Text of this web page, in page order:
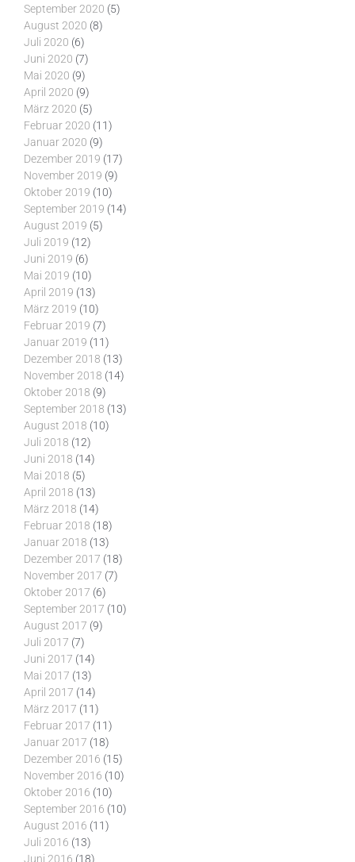
September 2020 (5)
August 2020 (8)
Juli 2020 (6)
Juni 2020 (7)
Mai 2020 (9)
April 2020 (9)
März 2020 (5)
Februar 2020 (11)
Januar 2020 (9)
Dezember 2019 (17)
November 2019 (9)
Oktober 2019 (10)
September 2019 (14)
August 2019 (5)
Juli 2019 (12)
Juni 2019 (6)
Mai 2019 (10)
April 2019 (13)
März 2019 (10)
Februar 2019 (7)
Januar 2019 (11)
Dezember 2018 (13)
November 2018 (14)
Oktober 2018 (9)
September 2018 (13)
August 2018 (10)
Juli 2018 (12)
Juni 2018 (14)
Mai 2018 (5)
April 2018 (13)
März 2018 (14)
Februar 2018 (18)
Januar 2018 (13)
Dezember 2017 (18)
November 2017 (7)
Oktober 2017 (6)
September 2017 (10)
August 2017 (9)
Juli 2017 (7)
Juni 2017 (14)
Mai 2017 (13)
April 2017 (14)
März 2017 (11)
Februar 2017 (11)
Januar 2017 (18)
Dezember 2016 (15)
November 2016 (10)
Oktober 2016 (10)
September 2016 (10)
August 2016 (11)
Juli 2016 (13)
Juni 2016 (18)